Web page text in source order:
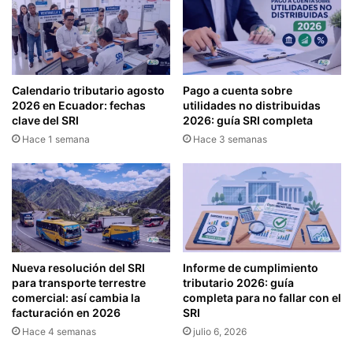
A
J
A
D
O
R
E
S
H
A
S
T
A
E
L
1
5
D
E
A
P
A
G
O
E
O
L
I
G
A
C
I
O
N
E
S
T
R
Calendario tributario agosto
2026 en Ecuador: fechas
clave del SRI
Hace 1 semana
Pago a cuenta sobre
utilidades no distribuidas
2026: guía SRI completa
Hace 3 semanas
Nueva resolución del SRI
para transporte terrestre
comercial: así cambia la
facturación en 2026
Hace 4 semanas
Informe de cumplimiento
tributario 2026: guía
completa para no fallar con el
SRI
julio 6, 2026